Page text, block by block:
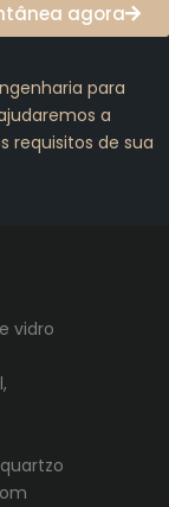
agora
para
a
requisitos de sua
vidro